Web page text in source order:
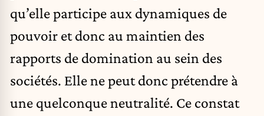
qu’elle participe aux dynamiques de
pouvoir et donc au maintien des
rapports de domination au sein des
sociétés. Elle ne peut donc prétendre à
une quelconque neutralité. Ce constat